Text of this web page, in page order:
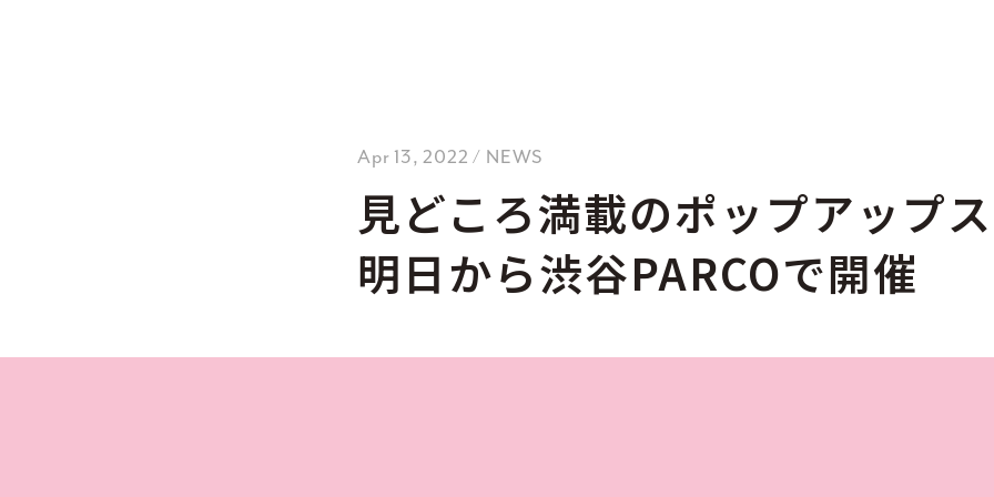
Apr 13, 2022 / NEWS
見どころ満載のポップアップ
明日から渋谷PARCOで開催